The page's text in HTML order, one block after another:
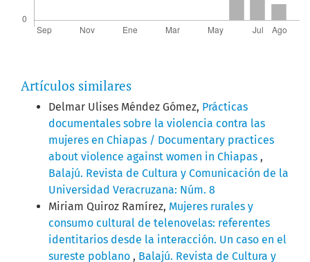
Artículos similares
Delmar Ulises Méndez Gómez, Prácticas
documentales sobre la violencia contra las
mujeres en Chiapas / Documentary practices
about violence against women in Chiapas ,
Balajú. Revista de Cultura y Comunicación de la
Universidad Veracruzana: Núm. 8
Miriam Quiroz Ramírez, Mujeres rurales y
consumo cultural de telenovelas: referentes
identitarios desde la interacción. Un caso en el
sureste poblano , Balajú. Revista de Cultura y